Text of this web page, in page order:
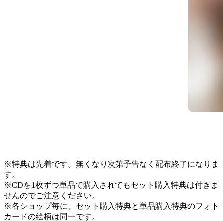
※特典は先着です。無くなり次第予告なく配布終了になりま
す。
※CDを1枚ずつ単品で購入されてもセット購入特典は付きま
せんのでご注意ください。
※各ショップ毎に、セット購入特典と単品購入特典のフォト
カードの絵柄は同一です。